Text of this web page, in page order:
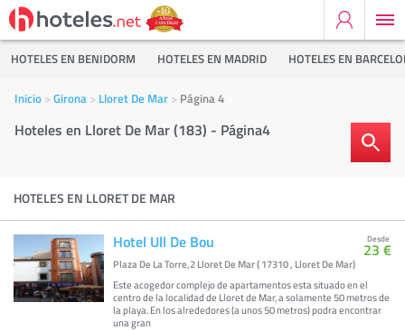
HOTELES EN BENIDORM HOTELES EN MADRID HOTELES EN
Inicio Girona Lloret De Mar Página 4
Hoteles en Lloret De Mar (183) - Página4
HOTELES EN LLORET DE MAR
Hotel Ull De Bou
Plaza De La Torre,2 Lloret De Mar ( 17310 , Lloret De Mar)
Este acogedor complejo de apartamentos esta situado en el
centro de la localidad de Lloret de Mar, a solamente 50 metros de
la playa. En los alrededores (a unos 50 metros) podra encontrar
una gran
Desde
23 €